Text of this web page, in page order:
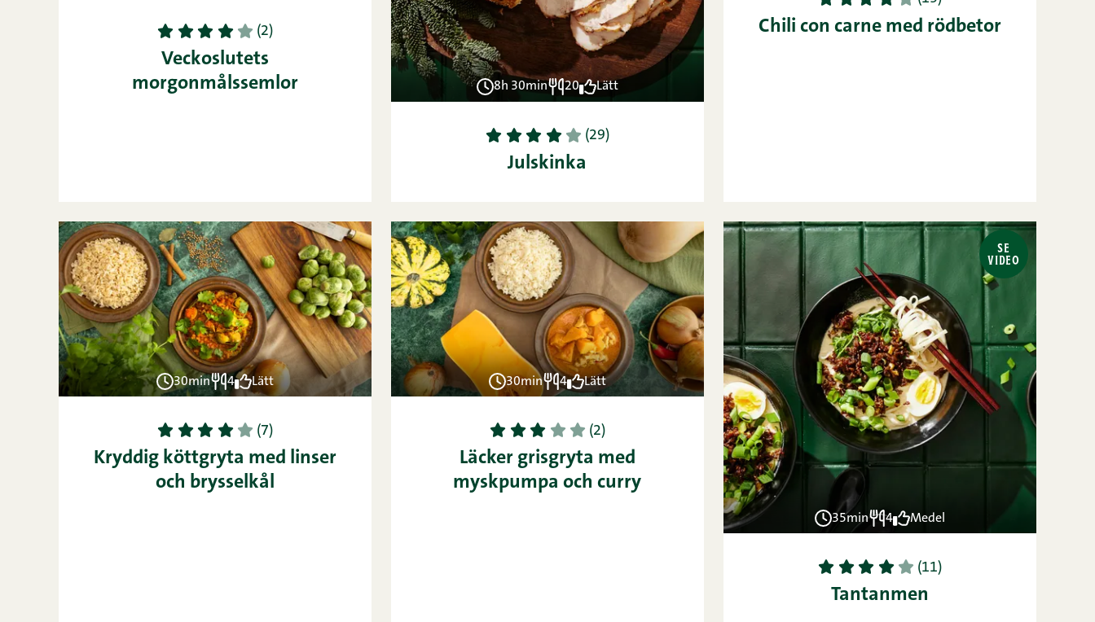
1 2 3 4 5 (2)
Veckoslutets
morgonmålssemlor
8h 30min 20 Lätt
1 2 3 4 5 (29)
Julskinka
Chili con carne med rödbetor
30min 4 Lätt
1 2 3 4 5 (7)
Kryddig köttgryta med linser
och brysselkål
30min 4 Lätt
1 2 3 4 5 (2)
Läcker grisgryta med
myskpumpa och curry
SE
VIDEO
35min 4 Medel
1 2 3 4 5 (11)
Tantanmen